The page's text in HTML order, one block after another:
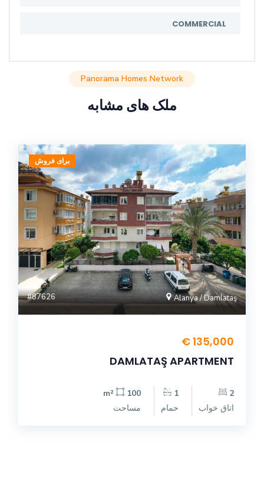
COMMERCIAL
Panorama Homes Network
ملک های مشابه
برای فروش
Alanya / Damlataş
#87626
135,000 €
DAMLATAŞ APARTMENT
2
اتاق خواب
1
حمام
100 m²
مساحت